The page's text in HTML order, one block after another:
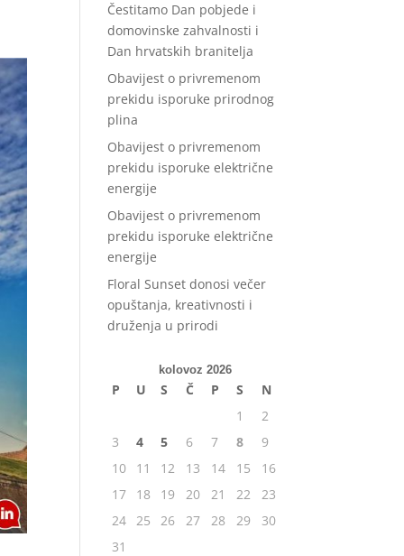
Čestitamo Dan pobjede i
domovinske zahvalnosti i
Dan hrvatskih branitelja
Obavijest o privremenom
prekidu isporuke prirodnog
plina
Obavijest o privremenom
prekidu isporuke električne
energije
Obavijest o privremenom
prekidu isporuke električne
energije
Floral Sunset donosi večer
opuštanja, kreativnosti i
druženja u prirodi
kolovoz 2026
P U S Č P S
N
1
2
3
4 5 6 7 8
9
10
11 12 13 14 15
16
17
18 19 20 21 22
23
24 25 26 27 28 29
30
31